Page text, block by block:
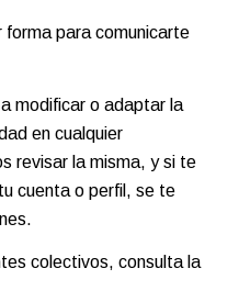
forma para comunicarte
modificar o adaptar la
en cualquier
revisar la misma, y si te
cuenta o perfil, se te
colectivos, consulta la